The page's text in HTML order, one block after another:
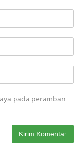
pada peramban